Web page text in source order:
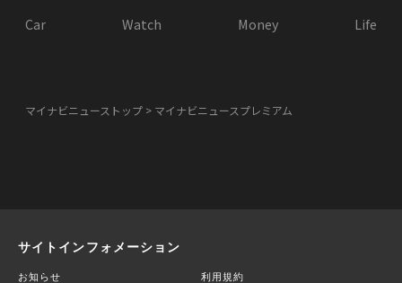
Car Watch Money Life
マイナビニューストップ マイナビニュースプレミアム
サイトインフォメーション
お知らせ 利用規約